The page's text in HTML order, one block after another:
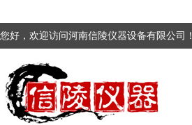
您好，欢迎访问河南信陵仪器设备有限公司！